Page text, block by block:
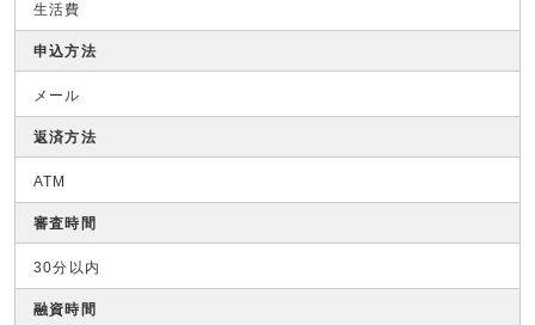
生活費
申込方法
メール
返済方法
ATM
審査時間
30分以内
融資時間